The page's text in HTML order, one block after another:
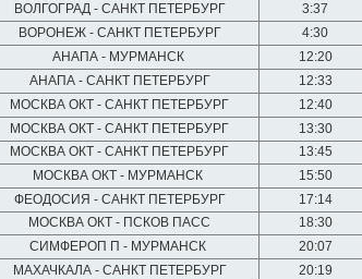
ВОЛГОГРАД - САНКТ ПЕТЕРБУРГ 3:37
ВОРОНЕЖ - САНКТ ПЕТЕРБУРГ 4:30
АНАПА - МУРМАНСК 12:20
АНАПА - САНКТ ПЕТЕРБУРГ 12:33
МОСКВА ОКТ - САНКТ ПЕТЕРБУРГ 12:40
МОСКВА ОКТ - САНКТ ПЕТЕРБУРГ 13:30
МОСКВА ОКТ - САНКТ ПЕТЕРБУРГ 13:45
МОСКВА ОКТ - МУРМАНСК 15:50
ФЕОДОСИЯ - САНКТ ПЕТЕРБУРГ 17:14
МОСКВА ОКТ - ПСКОВ ПАСС 18:30
СИМФЕРОП П - МУРМАНСК 20:07
МАХАЧКАЛА - САНКТ ПЕТЕРБУРГ 20:19